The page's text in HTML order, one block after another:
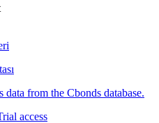
data from the Cbonds database.
access